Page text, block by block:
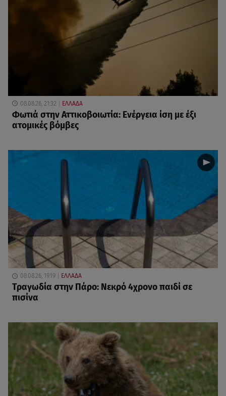
08.08.26, 21:32 ΕΛΛΑΔΑ
Φωτιά στην Αττικοβοιωτία: Ενέργεια ίση με έξι
ατομικές βόμβες
08.08.26, 19:19 ΕΛΛΑΔΑ
Τραγωδία στην Πάρο: Νεκρό 4χρονο παιδί σε
πισίνα